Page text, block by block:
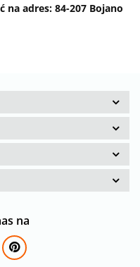
na adres: 84-207 Bojano
na